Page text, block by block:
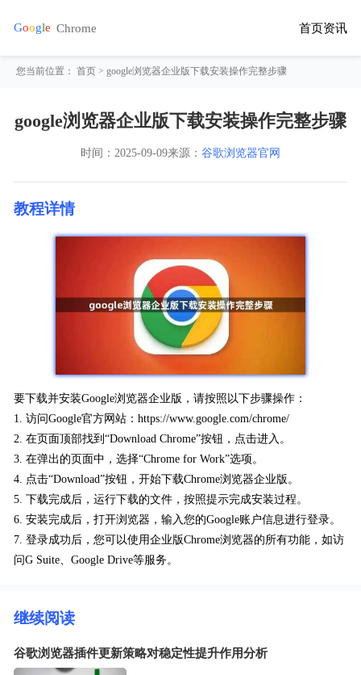
首页资讯
您当前位置：首页 > google浏览器企业版下载安装操作完整步骤
google浏览器企业版下载安装操作完整步骤
时间： 2025-09-09来源： 谷歌浏览器官网
教程详情
要下载并安装Google浏览器企业版，请按照以下步骤操作：
1. 访问Google官方网站：https://www.google.com/chrome/
2. 在页面顶部找到“Download Chrome”按钮，点击进入。
3. 在弹出的页面中，选择“Chrome for Work”选项。
4. 点击“Download”按钮，开始下载Chrome浏览器企业版。
5. 下载完成后，运行下载的文件，按照提示完成安装过程。
6. 安装完成后，打开浏览器，输入您的Google账户信息进行登录。
7. 登录成功后，您可以使用企业版Chrome浏览器的所有功能，如访
问G Suite、Google Drive等服务。
继续阅读
谷歌浏览器插件更新策略对稳定性提升作用分析